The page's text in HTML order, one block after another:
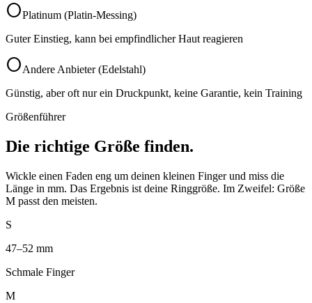
circlePlatinum (Platin-Messing)
Guter Einstieg, kann bei empfindlicher Haut reagieren
circleAndere Anbieter (Edelstahl)
Günstig, aber oft nur ein Druckpunkt, keine Garantie, kein Training
Größenführer
Die richtige Größe finden.
Wickle einen Faden eng um deinen kleinen Finger und miss die
Länge in mm. Das Ergebnis ist deine Ringgröße. Im Zweifel: Größe
M passt den meisten.
S
47–52 mm
Schmale Finger
M